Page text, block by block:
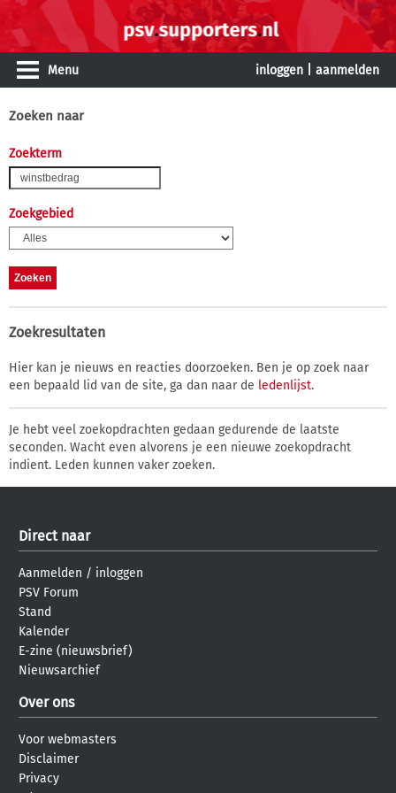
Menu inloggen aanmelden
Zoeken naar
Zoekterm
Zoekgebied
Zoekresultaten
Hier kan je nieuws en reacties doorzoeken. Ben je op zoek naar
een bepaald lid van de site, ga dan naar de ledenlijst.
Je hebt veel zoekopdrachten gedaan gedurende de laatste
seconden. Wacht even alvorens je een nieuwe zoekopdracht
indient. Leden kunnen vaker zoeken.
Direct naar
Aanmelden / inloggen
PSV Forum
Stand
Kalender
E-zine (nieuwsbrief)
Nieuwsarchief
Over ons
Voor webmasters
Disclaimer
Privacy